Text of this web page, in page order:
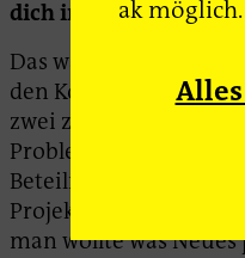
dich in den Jahren
Das war eine lange
den Kontinent, oft
zwei zusammen.
Probleme, und man
Beteiligung an einem
Projekt war an einem
man wollte was
ak möglich.